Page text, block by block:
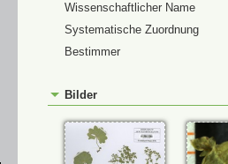
Wissenschaftlicher Name
Systematische Zuordnung
Bestimmer
Bilder